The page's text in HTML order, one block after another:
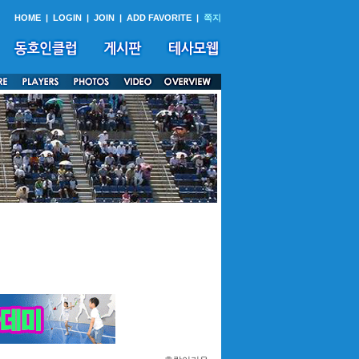
HOME | LOGIN | JOIN | ADD FAVORITE | 쪽지